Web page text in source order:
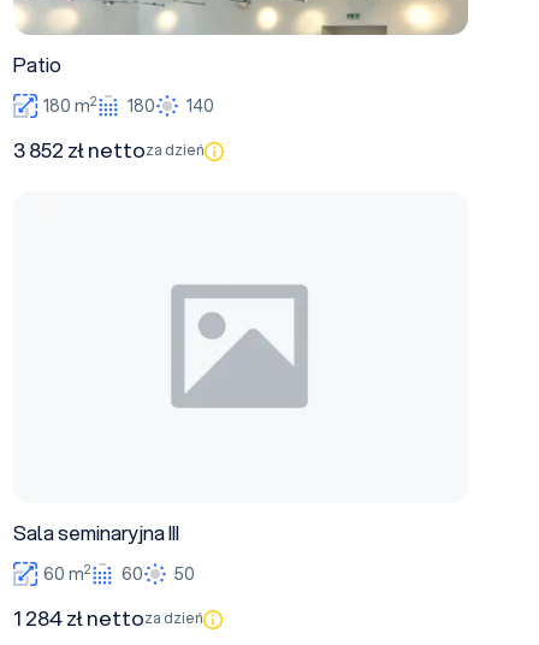
Patio
180 m2 180 140
3 852 zł nettoza dzień
Sala seminaryjna III
60 m2 60 50
1 284 zł nettoza dzień